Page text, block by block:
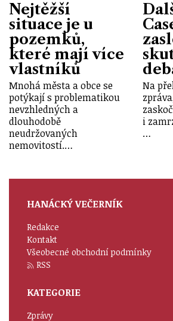
Nejtěžší
situace je u
pozemků,
které mají více
vlastníků
Mnohá města a obce se
potýkají s problematikou
nevzhledných a
dlouhodobě
neudržovaných
nemovitostí.…
Na
i
…
HANÁCKÝ VEČERNÍK
Redakce
Kontakt
Všeobecné obchodní podmínky
RSS
KATEGORIE
Zprávy